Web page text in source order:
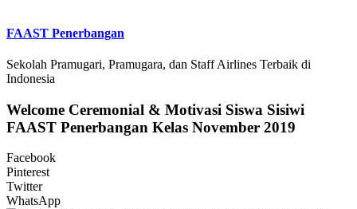
FAAST Penerbangan
Sekolah Pramugari, Pramugara, dan Staff Airlines Terbaik di
Indonesia
Welcome Ceremonial & Motivasi Siswa Sisiwi
FAAST Penerbangan Kelas November 2019
Facebook
Pinterest
Twitter
WhatsApp